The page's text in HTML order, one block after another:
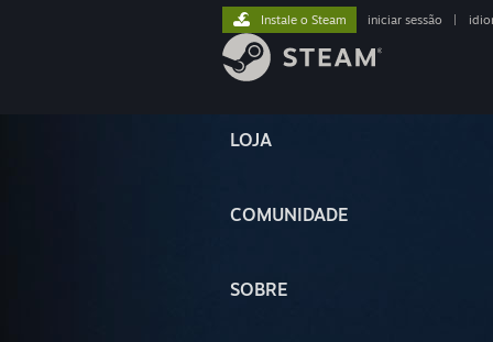
LOJA
COMUNIDADE
SOBRE
Instale o Steam iniciar sessão